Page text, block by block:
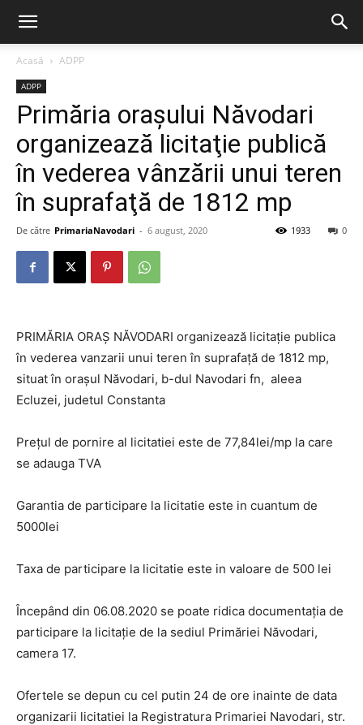
Acasă ADPP
ADPP
Primăria orașului Năvodari
organizează licitaţie publică
în vederea vânzării unui teren
în suprafaţă de 1812 mp
De către PrimariaNavodari - 6 august, 2020 0
1933
PRIMĂRIA ORAŞ NĂVODARI organizează licitaţie publica
în vederea vanzarii unui teren în suprafaţă de 1812 mp,
situat în oraşul Năvodari, b-dul Navodari fn, aleea
Ecluzei, judetul Constanta
Preţul de pornire al licitatiei este de 77,84lei/mp la care
se adauga TVA
Garantia de participare la licitatie este in cuantum de
5000lei
Taxa de participare la licitatie este in valoare de 500 lei
Începând din 06.08.2020 se poate ridica documentaţia de
participare la licitaţie de la sediul Primăriei Năvodari,
camera 17.
Ofertele se depun cu cel putin 24 de ore inainte de data
organizarii licitatiei la Registratura Primariei Navodari, str.